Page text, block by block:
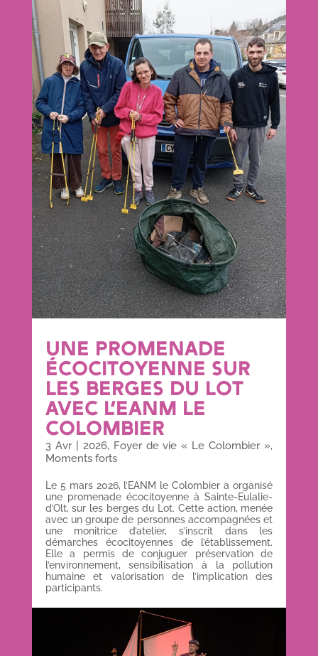
UNE PROMENADE
ÉCOCITOYENNE SUR
LES BERGES DU LOT
AVEC L’EANM LE
COLOMBIER
3 Avr| 2026, Foyer de vie « Le Colombier »,
Moments forts
Le 5 mars 2026, l’EANM le Colombier a organisé
une promenade écocitoyenne à Sainte-Eulalie-
d’Olt, sur les berges du Lot. Cette action, menée
avec un groupe de personnes accompagnées et
une monitrice d’atelier, s’inscrit dans les
démarches écocitoyennes de l’établissement.
Elle a permis de conjuguer préservation de
l’environnement, sensibilisation à la pollution
humaine et valorisation de l’implication des
participants.